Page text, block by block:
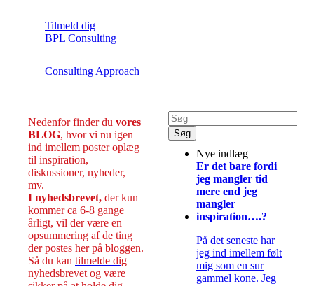
Tilmeld dig
BPL Consulting
Consulting Approach
Nedenfor finder du vores
BLOG, hvor vi nu igen
ind imellem poster oplæg
til inspiration,
diskussioner, nyheder,
mv.
I nyhedsbrevet, der kun
kommer ca 6-8 gange
årligt, vil der være en
opsummering af de ting
der postes her på bloggen.
Så du kan tilmelde dig
nyhedsbrevet og være
Nye indlæg
Er det bare fordi
jeg mangler tid
mere end jeg
mangler
inspiration….?
På det seneste har
jeg ind imellem følt
mig som en sur
gammel kone. Jeg